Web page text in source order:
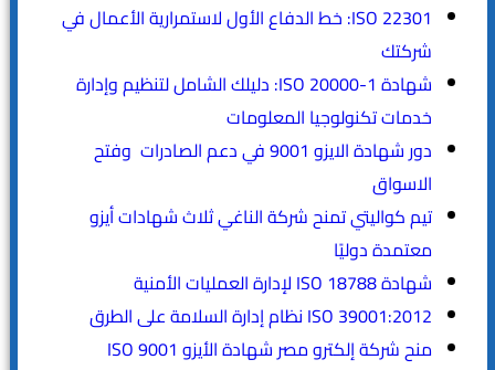
ISO 22301: خط الدفاع الأول لاستمرارية الأعمال في
شركتك
شهادة ISO 20000-1: دليلك الشامل لتنظيم وإدارة
خدمات تكنولوجيا المعلومات
دور شهادة الايزو 9001 في دعم الصادرات وفتح
الاسواق
تيم كواليتي تمنح شركة الناغي ثلاث شهادات أيزو
معتمدة دوليًا
شهادة ISO 18788 لإدارة العمليات الأمنية
ISO 39001:2012 نظام إدارة السلامة على الطرق
منح شركة إلكترو مصر شهادة الأيزو ISO 9001